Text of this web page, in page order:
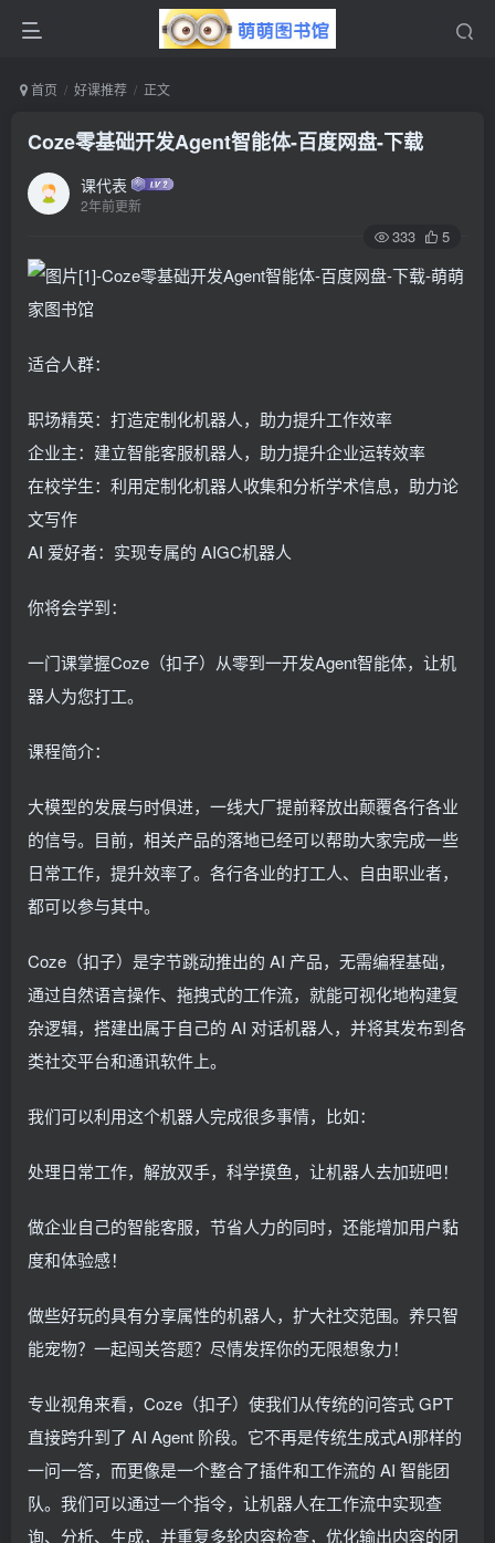
首页 好课推荐 正文
Coze零基础开发Agent智能体-百度网盘-下载
课代表
2年前更新
333 5
适合人群：
职场精英：打造定制化机器人，助力提升工作效率
企业主：建立智能客服机器人，助力提升企业运转效率
在校学生：利用定制化机器人收集和分析学术信息，助力论
文写作
AI 爱好者：实现专属的 AIGC机器人
你将会学到：
一门课掌握Coze（扣子）从零到一开发Agent智能体，让机
器人为您打工。
课程简介：
大模型的发展与时俱进，一线大厂提前释放出颠覆各行各业
的信号。目前，相关产品的落地已经可以帮助大家完成一些
日常工作，提升效率了。各行各业的打工人、自由职业者，
都可以参与其中。
Coze（扣子）是字节跳动推出的 AI 产品，无需编程基础，
通过自然语言操作、拖拽式的工作流，就能可视化地构建复
杂逻辑，搭建出属于自己的 AI 对话机器人，并将其发布到各
类社交平台和通讯软件上。
我们可以利用这个机器人完成很多事情，比如：
处理日常工作，解放双手，科学摸鱼，让机器人去加班吧！
做企业自己的智能客服，节省人力的同时，还能增加用户黏
度和体验感！
做些好玩的具有分享属性的机器人，扩大社交范围。养只智
能宠物？一起闯关答题？尽情发挥你的无限想象力！
专业视角来看，Coze（扣子）使我们从传统的问答式 GPT
直接跨升到了 AI Agent 阶段。它不再是传统生成式AI那样的
一问一答，而更像是一个整合了插件和工作流的 AI 智能团
队。我们可以通过一个指令，让机器人在工作流中实现查
询、分析、生成，并重复多轮内容检查，优化输出内容的团